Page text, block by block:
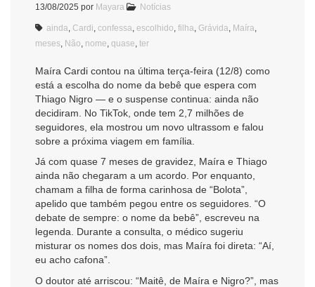
13/08/2025 por Mayara Notícias
ainda Cardi confessa escolhido filha Grávida Maíra
meses Não nome quase ter
Maíra Cardi contou na última terça-feira (12/8) como
está a escolha do nome da bebê que espera com
Thiago Nigro — e o suspense continua: ainda não
decidiram. No TikTok, onde tem 2,7 milhões de
seguidores, ela mostrou um novo ultrassom e falou
sobre a próxima viagem em família.
Já com quase 7 meses de gravidez, Maíra e Thiago
ainda não chegaram a um acordo. Por enquanto,
chamam a filha de forma carinhosa de “Bolota”,
apelido que também pegou entre os seguidores. “O
debate de sempre: o nome da bebê”, escreveu na
legenda. Durante a consulta, o médico sugeriu
misturar os nomes dos dois, mas Maíra foi direta: “Aí,
eu acho cafona”.
O doutor até arriscou: “Maitê, de Maíra e Nigro?”, mas